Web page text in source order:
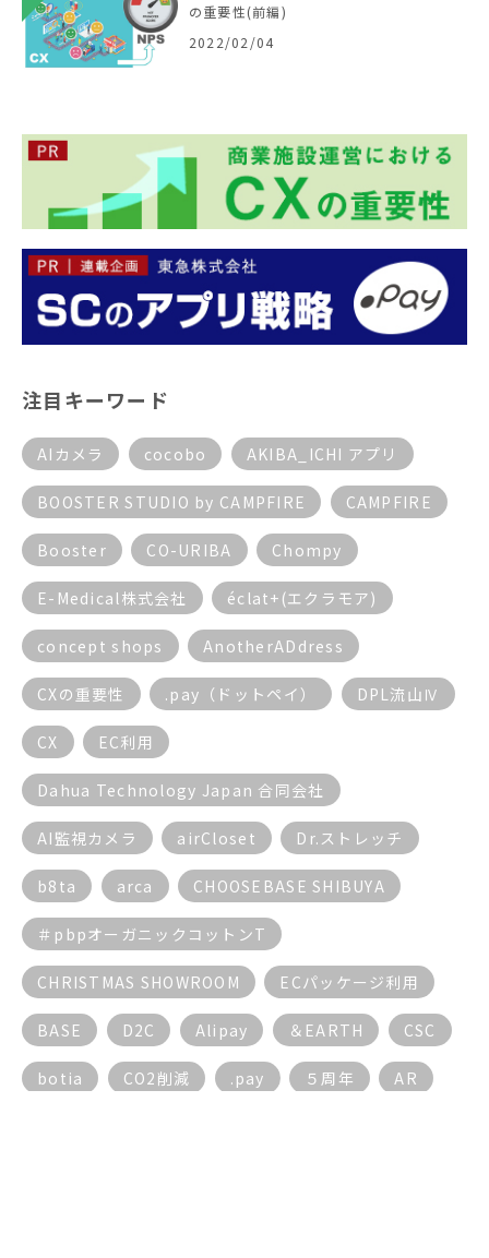
の重要性(前編)
2022/02/04
注目キーワード
AIカメラ cocobo AKIBA_ICHI アプリ
BOOSTER STUDIO by CAMPFIRE CAMPFIRE
Booster CO-URIBA Chompy
E-Medical株式会社 éclat+(エクラモア)
concept shops AnotherADdress
CXの重要性 .pay（ドットペイ） DPL流山Ⅳ
CX EC利用
Dahua Technology Japan 合同会社
AI監視カメラ airCloset Dr.ストレッチ
b8ta arca CHOOSEBASE SHIBUYA
＃pbpオーガニックコットンT
CHRISTMAS SHOWROOM ECパッケージ利用
BASE D2C Alipay ＆EARTH CSC
botia CO2削減 .pay ５周年 AR